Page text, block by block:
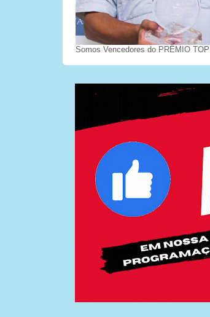
Somos Vencedores do PRÊMIO